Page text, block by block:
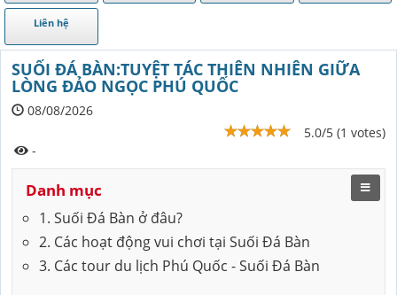
Liên hệ
SUỐI ĐÁ BÀN:TUYỆT TÁC THIÊN NHIÊN GIỮA
LÒNG ĐẢO NGỌC PHÚ QUỐC
08/08/2026
5.0/5 (1 votes)
-
Danh mục
1. Suối Đá Bàn ở đâu?
2. Các hoạt động vui chơi tại Suối Đá Bàn
3. Các tour du lịch Phú Quốc - Suối Đá Bàn